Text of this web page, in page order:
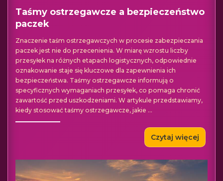
Taśmy ostrzegawcze a bezpieczeństwo
paczek
Znaczenie taśm ostrzegawczych w procesie zabezpieczania
paczek jest nie do przecenienia. W miarę wzrostu liczby
przesyłek na różnych etapach logistycznych, odpowiednie
oznakowanie staje się kluczowe dla zapewnienia ich
bezpieczeństwa. Taśmy ostrzegawcze informują o
specyficznych wymaganiach przesyłek, co pomaga chronić
zawartość przed uszkodzeniami. W artykule przedstawiamy,
kiedy stosować taśmy ostrzegawcze, jakie ...
Czytaj więcej